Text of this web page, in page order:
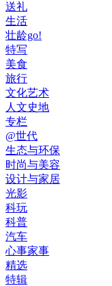
送礼
生活
壮龄go!
特写
美食
旅行
文化艺术
人文史地
专栏
@世代
生态与环保
时尚与美容
设计与家居
光影
科玩
科普
汽车
心事家事
精选
特辑